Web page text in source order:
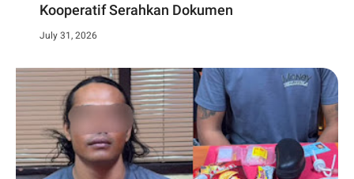
Kooperatif Serahkan Dokumen
July 31, 2026